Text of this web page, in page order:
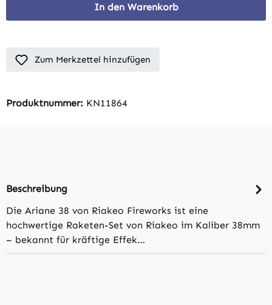
In den Warenkorb
Zum Merkzettel hinzufügen
Produktnummer: KN11864
Beschreibung
Die Ariane 38 von Riakeo Fireworks ist eine
hochwertige Raketen-Set von Riakeo im Kaliber 38mm
– bekannt für kräftige Effek…